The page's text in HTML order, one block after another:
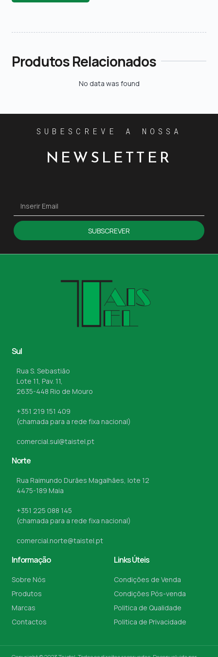
Produtos Relacionados
No data was found
SUBESCREVE A NOSSA
NEWSLETTER
SUBSCREVER
Sul
Rua S. Sebastião
Lote 11, Pav. 11,
2635-448 Rio de Mouro
+351 219 151 409
(chamada para a rede fixa nacional)
comercial.sul@taistel.pt
Norte
Rua Raimundo Durães Magalhães, lote 12
4475-189 Maia
+351 225 088 145
(chamada para a rede fixa nacional)
comercial.norte@taistel.pt
Informação
Sobre Nós
Produtos
Marcas
Contactos
Links Úteis
Condições de Venda
Condições Pós-venda
Politica de Qualidade
Politica de Privacidade